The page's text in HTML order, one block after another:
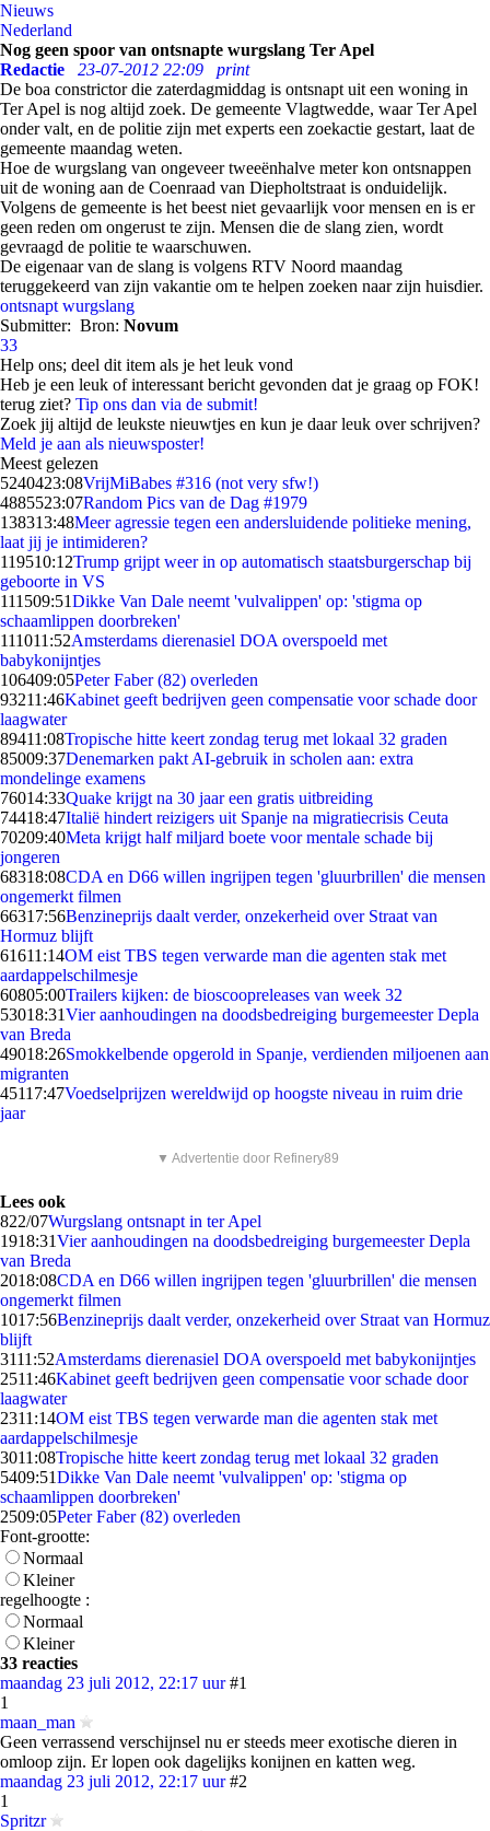
Nieuws
Nederland
Nog geen spoor van ontsnapte wurgslang Ter Apel
Redactie
23-07-2012 22:09
print
De boa constrictor die zaterdagmiddag is ontsnapt uit een woning in
Ter Apel is nog altijd zoek. De gemeente Vlagtwedde, waar Ter Apel
onder valt, en de politie zijn met experts een zoekactie gestart, laat de
gemeente maandag weten.
Hoe de wurgslang van ongeveer tweeënhalve meter kon ontsnappen
uit de woning aan de Coenraad van Diepholtstraat is onduidelijk.
Volgens de gemeente is het beest niet gevaarlijk voor mensen en is er
geen reden om ongerust te zijn. Mensen die de slang zien, wordt
gevraagd de politie te waarschuwen.
De eigenaar van de slang is volgens RTV Noord maandag
teruggekeerd van zijn vakantie om te helpen zoeken naar zijn huisdier.
ontsnapt wurgslang
Submitter: Bron: Novum
33
Help ons; deel dit item als je het leuk vond
Heb je een leuk of interessant bericht gevonden dat je graag op FOK!
terug ziet? Tip ons dan via de submit!
Zoek jij altijd de leukste nieuwtjes en kun je daar leuk over schrijven?
Meld je aan als nieuwsposter!
Meest gelezen
5240423:08VrijMiBabes #316 (not very sfw!)
4885523:07Random Pics van de Dag #1979
138313:48Meer agressie tegen een andersluidende politieke mening,
laat jij je intimideren?
119510:12Trump grijpt weer in op automatisch staatsburgerschap bij
geboorte in VS
111509:51Dikke Van Dale neemt 'vulvalippen' op: 'stigma op
schaamlippen doorbreken'
111011:52Amsterdams dierenasiel DOA overspoeld met
babykonijntjes
106409:05Peter Faber (82) overleden
93211:46Kabinet geeft bedrijven geen compensatie voor schade door
laagwater
89411:08Tropische hitte keert zondag terug met lokaal 32 graden
85009:37Denemarken pakt AI-gebruik in scholen aan: extra
mondelinge examens
76014:33Quake krijgt na 30 jaar een gratis uitbreiding
74418:47Italië hindert reizigers uit Spanje na migratiecrisis Ceuta
70209:40Meta krijgt half miljard boete voor mentale schade bij
jongeren
68318:08CDA en D66 willen ingrijpen tegen 'gluurbrillen' die mensen
ongemerkt filmen
66317:56Benzineprijs daalt verder, onzekerheid over Straat van
Hormuz blijft
61611:14OM eist TBS tegen verwarde man die agenten stak met
aardappelschilmesje
60805:00Trailers kijken: de bioscoopreleases van week 32
53018:31Vier aanhoudingen na doodsbedreiging burgemeester Depla
van Breda
49018:26Smokkelbende opgerold in Spanje, verdienden miljoenen aan
migranten
45117:47Voedselprijzen wereldwijd op hoogste niveau in ruim drie
jaar
▼ Advertentie door Refinery89
Lees ook
822/07Wurgslang ontsnapt in ter Apel
1918:31Vier aanhoudingen na doodsbedreiging burgemeester Depla
van Breda
2018:08CDA en D66 willen ingrijpen tegen 'gluurbrillen' die mensen
ongemerkt filmen
1017:56Benzineprijs daalt verder, onzekerheid over Straat van Hormuz
blijft
3111:52Amsterdams dierenasiel DOA overspoeld met babykonijntjes
2511:46Kabinet geeft bedrijven geen compensatie voor schade door
laagwater
2311:14OM eist TBS tegen verwarde man die agenten stak met
aardappelschilmesje
3011:08Tropische hitte keert zondag terug met lokaal 32 graden
5409:51Dikke Van Dale neemt 'vulvalippen' op: 'stigma op
schaamlippen doorbreken'
2509:05Peter Faber (82) overleden
Font-grootte:
Normaal
Kleiner
regelhoogte :
Normaal
Kleiner
33 reacties
maandag 23 juli 2012, 22:17 uur #1
1
maan_man
Geen verrassend verschijnsel nu er steeds meer exotische dieren in
omloop zijn. Er lopen ook dagelijks konijnen en katten weg.
maandag 23 juli 2012, 22:17 uur #2
1
Spritzr